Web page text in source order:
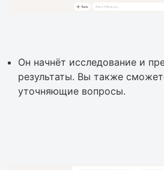
Он начнёт исследование и
результаты. Вы также
уточняющие вопросы.